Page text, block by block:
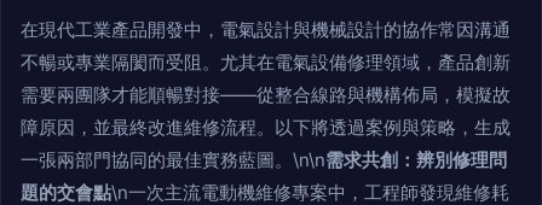
在現代工業產品開發中，電氣設計與機械設計的協作常因溝通
不暢或專業隔閡而受阻。尤其在電氣設備修理領域，產品創新
需要兩團隊才能順暢對接——從整合線路與機構佈局，模擬故
障原因，並最終改進維修流程。以下將透過案例與策略，生成
一張兩部門協同的最佳實務藍圖。\n\n需求共創：辨別修理問
題的交會點\n一次主流電動機維修專案中，工程師發現維修耗